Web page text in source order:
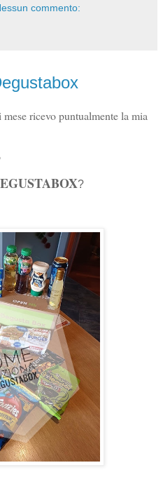
commento:
ricevo puntualmente la mia
?